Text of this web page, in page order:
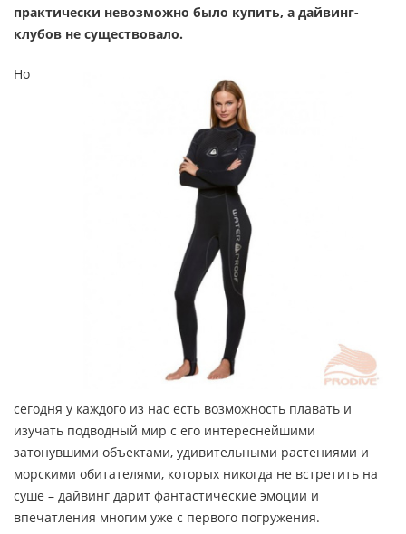
практически невозможно было купить, а дайвинг-
клубов не существовало.
Но
сегодня у каждого из нас есть возможность плавать и
изучать подводный мир с его интереснейшими
затонувшими объектами, удивительными растениями и
морскими обитателями, которых никогда не встретить на
суше – дайвинг дарит фантастические эмоции и
впечатления многим уже с первого погружения.